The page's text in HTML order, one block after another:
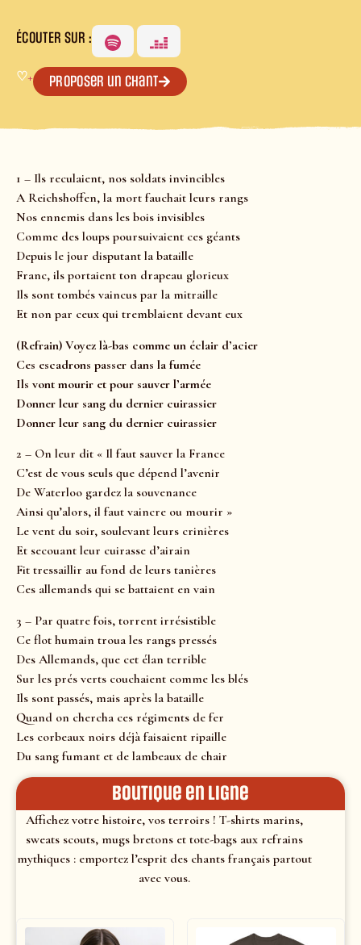
ÉCOUTER SUR :
♡+ Proposer un chant
1 – Ils reculaient, nos soldats invincibles
A Reichshoffen, la mort fauchait leurs rangs
Nos ennemis dans les bois invisibles
Comme des loups poursuivaient ces géants
Depuis le jour disputant la bataille
Franc, ils portaient ton drapeau glorieux
Ils sont tombés vaincus par la mitraille
Et non par ceux qui tremblaient devant eux
(Refrain) Voyez là-bas comme un éclair d’acier
Ces escadrons passer dans la fumée
Ils vont mourir et pour sauver l’armée
Donner leur sang du dernier cuirassier
Donner leur sang du dernier cuirassier
2 – On leur dit « Il faut sauver la France
C’est de vous seuls que dépend l’avenir
De Waterloo gardez la souvenance
Ainsi qu’alors, il faut vaincre ou mourir »
Le vent du soir, soulevant leurs crinières
Et secouant leur cuirasse d’airain
Fit tressaillir au fond de leurs tanières
Ces allemands qui se battaient en vain
3 – Par quatre fois, torrent irrésistible
Ce flot humain troua les rangs pressés
Des Allemands, que cet élan terrible
Sur les prés verts couchaient comme les blés
Ils sont passés, mais après la bataille
Quand on chercha ces régiments de fer
Les corbeaux noirs déjà faisaient ripaille
Du sang fumant et de lambeaux de chair
Boutique en ligne
Affichez votre histoire, vos terroirs ! T-shirts marins,
sweats scouts, mugs bretons et tote-bags aux refrains
mythiques : emportez l’esprit des chants français partout
avec vous.